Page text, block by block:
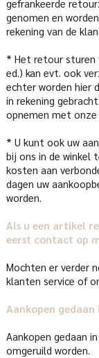
gefrankeerde
genomen en
rekening van de
* Het retour sturen
ed.) kan evt. ook
echter worden hier
in rekening
opnemen met onze
* U kunt ook uw
bij ons in de winkel
kosten aan
dagen uw
worden.
Als u een artikel
eerst contact op
Mochten er verder
klanten service of
Aankopen gedaan
Aankopen gedaan
omgeruild worden.